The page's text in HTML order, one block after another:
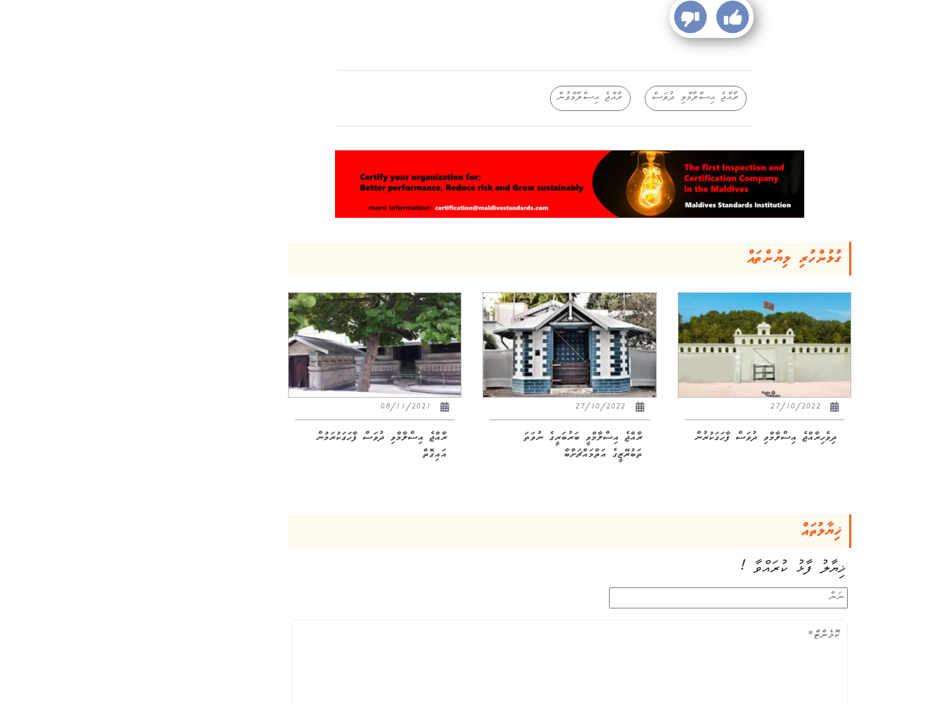
ރާއްޖެ އިސްލާމްވި ދުވަސް ރާއްޖެ އިސްލާމްވުން
ގުޅުންހުރި ލިޔުންތައް
27/10/2022
ދިވެހިރާއްޖެ އިސްލާމްވި ދުވަސް ފާހަގަކުރުން
ރާއްޖެ އިސްލާމްވީ ބަރުބަރީގެ ނުވަތަ
ތަބުރޭޒީގެ އަތްމައްޗަށްބާ
ރާއްޖެ އިސްލާމްވި ދުވަސް ފާހަގަކުރަމުން
އައިގޮތް
ޚިޔާލުތައް
ޚިޔާލު ފާޅު ކުރައްވާ !